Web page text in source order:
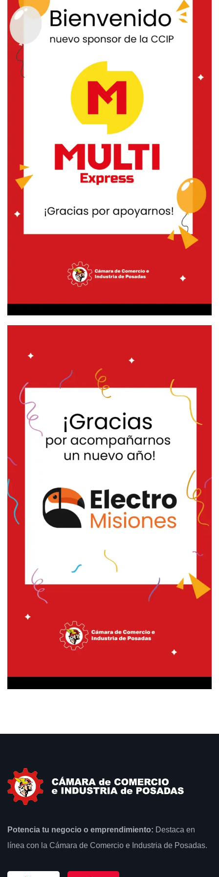
Potencia tu negocio o emprendimiento: Destaca en
línea con la Cámara de Comercio e Industria de Posadas.